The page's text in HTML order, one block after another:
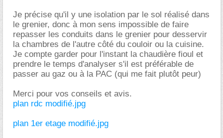
Je précise qu'il y une isolation par le sol réalisé dans
le grenier, donc à mon sens impossible de faire
repasser les conduits dans le grenier pour desservir
la chambres de l'autre côté du couloir ou la cuisine.
Je compte garder pour l'instant la chaudière fioul et
prendre le temps d'analyser s'il est préférable de
passer au gaz ou à la PAC (qui me fait plutôt peur)
Merci pour vos conseils et avis.
plan rdc modifié.jpg
plan 1er etage modifié.jpg